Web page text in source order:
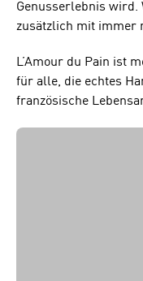
Genusserlebnis wird.
zusätzlich mit immer
L’Amour du Pain ist
für alle, die echtes
französische